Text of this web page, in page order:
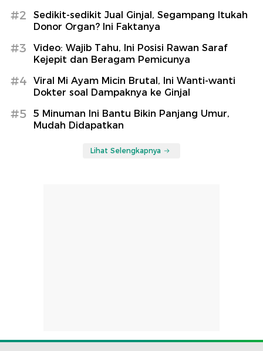
#2
Sedikit-sedikit Jual Ginjal, Segampang Itukah
Donor Organ? Ini Faktanya
#3
Video: Wajib Tahu, Ini Posisi Rawan Saraf
Kejepit dan Beragam Pemicunya
#4
Viral Mi Ayam Micin Brutal, Ini Wanti-wanti
Dokter soal Dampaknya ke Ginjal
#5
5 Minuman Ini Bantu Bikin Panjang Umur,
Mudah Didapatkan
Lihat Selengkapnya